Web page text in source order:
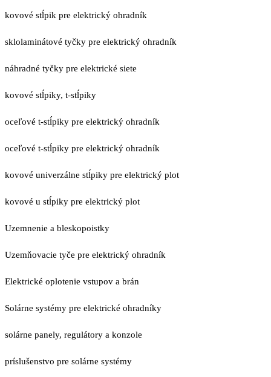
kovové stĺpik pre elektrický ohradník
sklolaminátové tyčky pre elektrický ohradník
náhradné tyčky pre elektrické siete
kovové stĺpiky, t-stĺpiky
oceľové t-stĺpiky pre elektrický ohradník
oceľové t-stĺpiky pre elektrický ohradník
kovové univerzálne stĺpiky pre elektrický plot
kovové u stĺpiky pre elektrický plot
Uzemnenie a bleskopoistky
Uzemňovacie tyče pre elektrický ohradník
Elektrické oplotenie vstupov a brán
Solárne systémy pre elektrické ohradníky
solárne panely, regulátory a konzole
príslušenstvo pre solárne systémy